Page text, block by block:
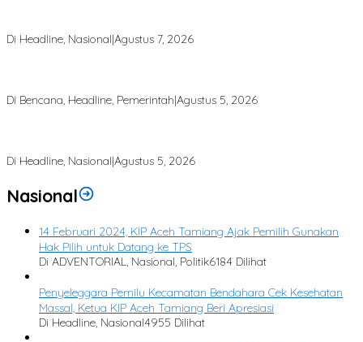
Di Headline, Nasional|Agustus 7, 2026
Di Bencana, Headline, Pemerintah|Agustus 5, 2026
Di Headline, Nasional|Agustus 5, 2026
Nasional
14 Februari 2024, KIP Aceh Tamiang Ajak Pemilih Gunakan
Hak Pilih untuk Datang ke TPS
Di ADVENTORIAL, Nasional, Politik6184 Dilihat
Penyeleggara Pemilu Kecamatan Bendahara Cek Kesehatan
Massal, Ketua KIP Aceh Tamiang Beri Apresiasi
Di Headline, Nasional4955 Dilihat